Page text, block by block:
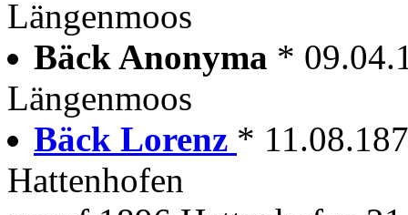
Längenmoos
Bäck Anonyma *
Längenmoos
Bäck Lorenz *
Hattenhofen